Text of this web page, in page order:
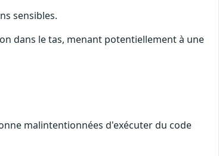
sensibles.
dans le tas, menant potentiellement à une
malintentionnées d'exécuter du code